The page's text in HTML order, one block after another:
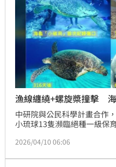
漁線纏繞+螺旋槳撞擊
中研院與公民科學計畫合作
小琉球13隻瀕臨絕種一級保
而海龜在野外受傷了，平均
2026/04/10 06:06